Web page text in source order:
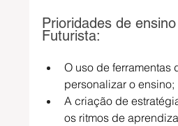
Prioridades de
Futurista:
O uso de ferramentas
personalizar o ensino;
A criação de
os ritmos de